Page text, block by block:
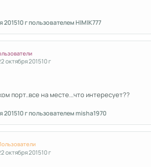
201510 гпользователем HIMIK777
октября 201510 г
порт..все на месте...что интересует??
201510 гпользователем misha1970
октября 201510 г